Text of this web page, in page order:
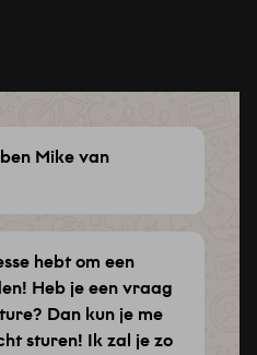
Mike van
hebt om een
Heb je een vraag
Dan kun je me
sturen! Ik zal je zo